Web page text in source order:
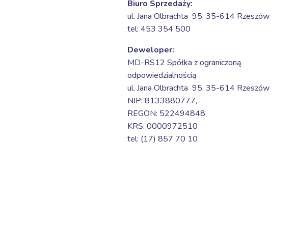
Biuro Sprzedaży:
ul. Jana Olbrachta 95, 35-614 Rzeszów
tel: 453 354 500
Deweloper:
MD-RS12 Spółka z ograniczoną
odpowiedzialnością
ul. Jana Olbrachta 95, 35-614 Rzeszów
NIP: 8133880777,
REGON: 522494848,
KRS: 0000972510
tel: (17) 857 70 10